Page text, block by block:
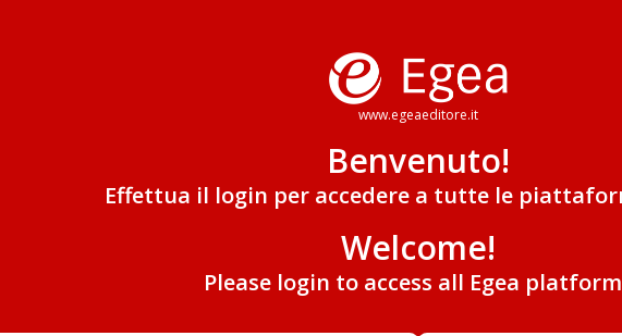
www.egeaeditore.it
Benvenuto!
Effettua il login per accedere a tutte le
Welcome!
Please login to access all Egea